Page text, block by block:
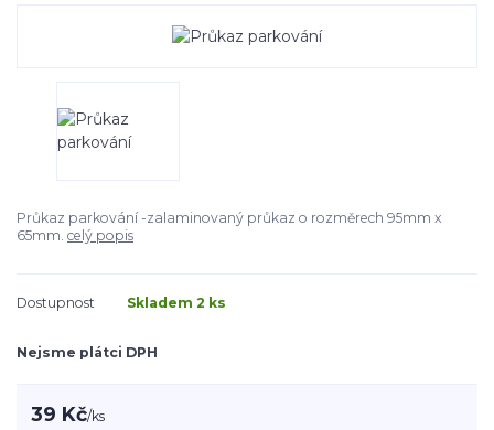
Průkaz parkování -zalaminovaný průkaz o rozměrech 95mm x
65mm. celý popis
Dostupnost Skladem 2 ks
Nejsme plátci DPH
39 Kč/ks